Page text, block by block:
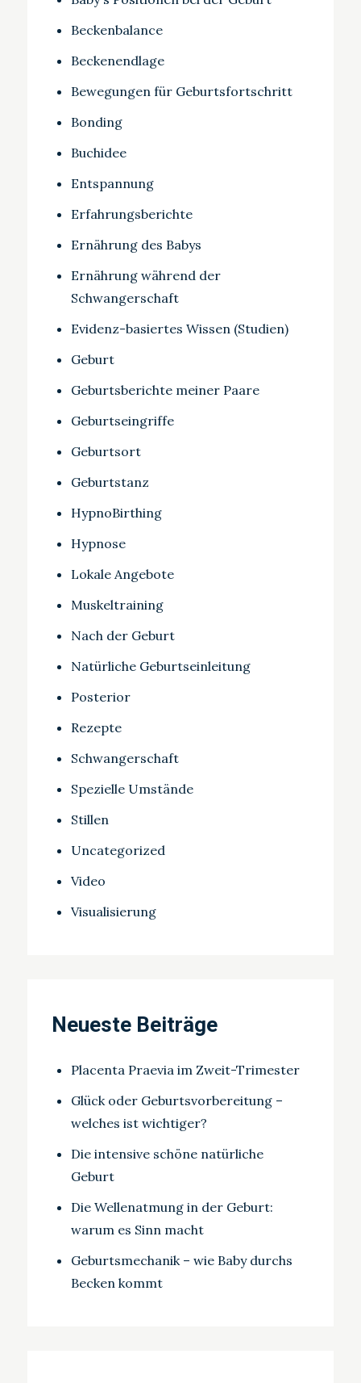
Beckenbalance
Beckenendlage
Bewegungen für Geburtsfortschritt
Bonding
Buchidee
Entspannung
Erfahrungsberichte
Ernährung des Babys
Ernährung während der
Schwangerschaft
Evidenz-basiertes Wissen (Studien)
Geburt
Geburtsberichte meiner Paare
Geburtseingriffe
Geburtsort
Geburtstanz
HypnoBirthing
Hypnose
Lokale Angebote
Muskeltraining
Nach der Geburt
Natürliche Geburtseinleitung
Posterior
Rezepte
Schwangerschaft
Spezielle Umstände
Stillen
Uncategorized
Video
Visualisierung
Neueste Beiträge
Placenta Praevia im Zweit-Trimester
Glück oder Geburtsvorbereitung –
welches ist wichtiger?
Die intensive schöne natürliche
Geburt
Die Wellenatmung in der Geburt:
warum es Sinn macht
Geburtsmechanik – wie Baby durchs
Becken kommt